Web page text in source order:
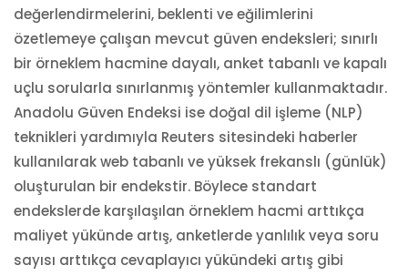
değerlendirmelerini, beklenti ve eğilimlerini
özetlemeye çalışan mevcut güven endeksleri; sınırlı
bir örneklem hacmine dayalı, anket tabanlı ve kapalı
uçlu sorularla sınırlanmış yöntemler kullanmaktadır.
Anadolu Güven Endeksi ise doğal dil işleme (NLP)
teknikleri yardımıyla Reuters sitesindeki haberler
kullanılarak web tabanlı ve yüksek frekanslı (günlük)
oluşturulan bir endekstir. Böylece standart
endekslerde karşılaşılan örneklem hacmi arttıkça
maliyet yükünde artış, anketlerde yanlılık veya soru
sayısı arttıkça cevaplayıcı yükündeki artış gibi